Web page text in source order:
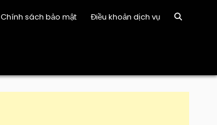
Chính sách bảo mật Điều khoản dịch vụ